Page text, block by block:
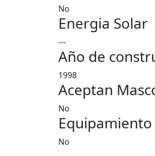
No
Energia Solar
---
Año de
1998
Aceptan
No
Equipamiento
No